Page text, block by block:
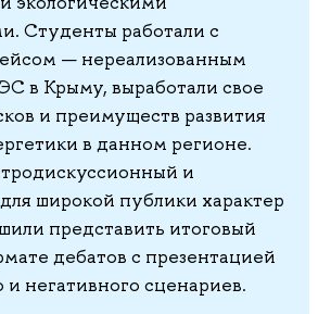
Студенты работали с
— нереализованным
в Крыму, выработали свое
и преимуществ развития
в данном регионе.
и
широкой публики характер
представить итоговый
дебатов с презентацией
и негативного сценариев.